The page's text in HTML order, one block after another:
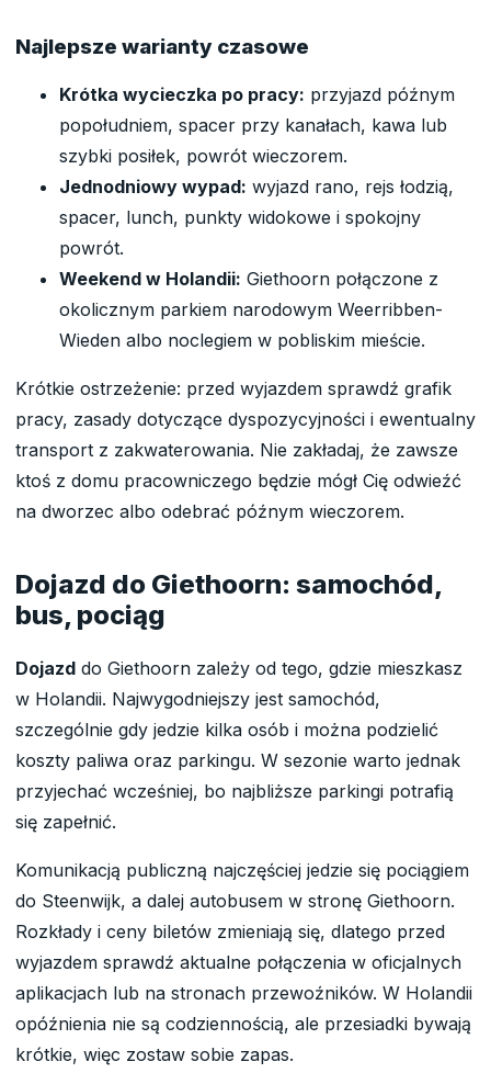
Najlepsze warianty czasowe
Krótka wycieczka po pracy: przyjazd późnym
popołudniem, spacer przy kanałach, kawa lub
szybki posiłek, powrót wieczorem.
Jednodniowy wypad: wyjazd rano, rejs łodzią,
spacer, lunch, punkty widokowe i spokojny
powrót.
Weekend w Holandii: Giethoorn połączone z
okolicznym parkiem narodowym Weerribben-
Wieden albo noclegiem w pobliskim mieście.
Krótkie ostrzeżenie: przed wyjazdem sprawdź grafik
pracy, zasady dotyczące dyspozycyjności i ewentualny
transport z zakwaterowania. Nie zakładaj, że zawsze
ktoś z domu pracowniczego będzie mógł Cię odwieźć
na dworzec albo odebrać późnym wieczorem.
Dojazd do Giethoorn: samochód,
bus, pociąg
Dojazd do Giethoorn zależy od tego, gdzie mieszkasz
w Holandii. Najwygodniejszy jest samochód,
szczególnie gdy jedzie kilka osób i można podzielić
koszty paliwa oraz parkingu. W sezonie warto jednak
przyjechać wcześniej, bo najbliższe parkingi potrafią
się zapełnić.
Komunikacją publiczną najczęściej jedzie się pociągiem
do Steenwijk, a dalej autobusem w stronę Giethoorn.
Rozkłady i ceny biletów zmieniają się, dlatego przed
wyjazdem sprawdź aktualne połączenia w oficjalnych
aplikacjach lub na stronach przewoźników. W Holandii
opóźnienia nie są codziennością, ale przesiadki bywają
krótkie, więc zostaw sobie zapas.